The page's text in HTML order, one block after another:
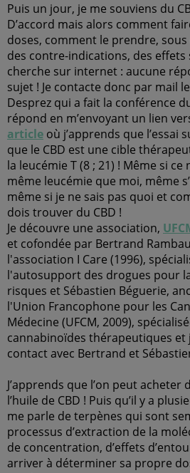
Puis un jour, je me souviens du
D’accord mais alors comment
doses, comment le prendre, sous
des contre-indications, des effets
cherche sur internet : aucune
sujet ! Je contacte donc par mail
Desprez qui a fait la conférence
répond en m’envoyant un lien
article où j’apprends que l’essai
que le CBD est une cible
la leucémie T (8 ; 21) ! Même si ce
même leucémie que moi, même
même si je ne sais pas quoi et
dois trouver du CBD !
Je découvre une association,
et cofondée par Bertrand
l'association I Care (1996),
l'autosupport des drogues pour
risques et Sébastien Béguerie,
l'Union Francophone pour les
Médecine (UFCM, 2009),
cannabinoïdes thérapeutiques et
contact avec Bertrand et
J’apprends que l’on peut acheter
l’huile de CBD ! Puis qu’il y a
me parle de terpènes qui sont
processus d’extraction de la
de concentration, d’effets
arriver à déterminer sa propre